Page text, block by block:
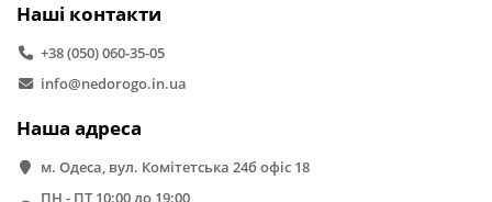
Наші контакти
+38 (050) 060-35-05
info@nedorogo.in.ua
Наша адреса
м. Одеса, вул. Комітетська 24б офіс 18
ПН - ПТ 10:00 до 19:00